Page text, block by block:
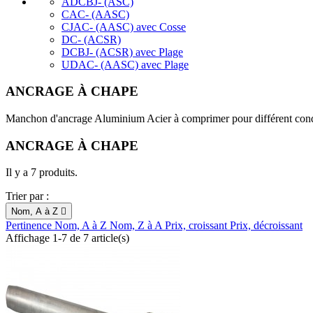
CAC- (AASC)
CJAC- (AASC) avec Cosse
DC- (ACSR)
DCBJ- (ACSR) avec Plage
UDAC- (AASC) avec Plage
ANCRAGE À CHAPE
Manchon d'ancrage Aluminium Acier à comprimer pour différent
ANCRAGE À CHAPE
Il y a 7 produits.
Trier par :
Nom, A à Z 
Pertinence Nom, A à Z Nom, Z à APrix, croissantPrix, décroissant
Affichage 1-7 de 7 article(s)